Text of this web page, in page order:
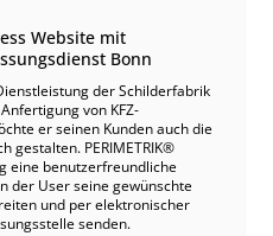
Website mit
Bonn
der Schilderfabrik
von KFZ-
er seinen Kunden auch die
gestalten. PERIMETRIK®
eine benutzerfreundliche
der User seine gewünschte
und per elektronischer
senden.